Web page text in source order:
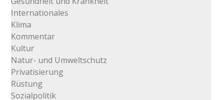
Internationales
Klima
Kommentar
Kultur
Natur- und Umweltschutz
Privatisierung
Rüstung
Sozialpolitik